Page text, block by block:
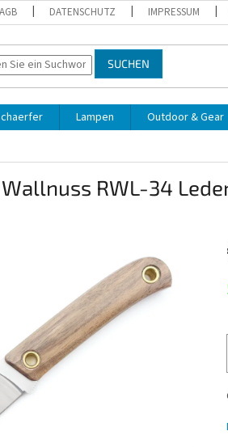
AGB DATENSCHUTZ IMPRESSUM
SUCHEN
Lampen Outdoor & Gear
RWL-34